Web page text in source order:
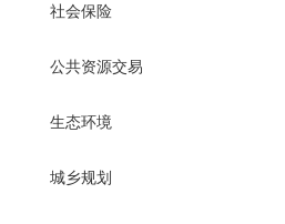
社会保险
公共资源交易
生态环境
城乡规划